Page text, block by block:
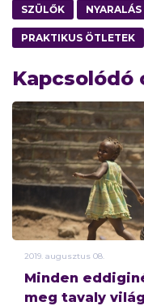
SZÜLŐK NYARALÁS
PRAKTIKUS ÖTLETEK
Kapcsolódó
2019. augusztus 08.
Minden
meg tavaly